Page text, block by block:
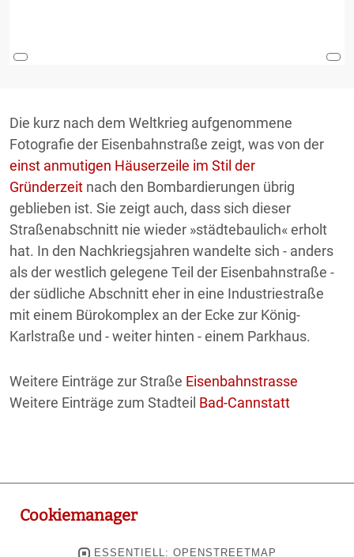
Die kurz nach dem Weltkrieg aufgenommene
Fotografie der Eisenbahnstraße zeigt, was von der
einst anmutigen Häuserzeile im Stil der
Gründerzeit nach den Bombardierungen übrig
geblieben ist. Sie zeigt auch, dass sich dieser
Straßenabschnitt nie wieder »städtebaulich« erholt
hat. In den Nachkriegsjahren wandelte sich - anders
als der westlich gelegene Teil der Eisenbahnstraße -
der südliche Abschnitt eher in eine Industriestraße
mit einem Bürokomplex an der Ecke zur König-
Karlstraße und - weiter hinten - einem Parkhaus.
Weitere Einträge zur Straße Eisenbahnstrasse
Weitere Einträge zum Stadteil Bad-Cannstatt
Cookiemanager
ESSENTIELL: OPENSTREETMAP